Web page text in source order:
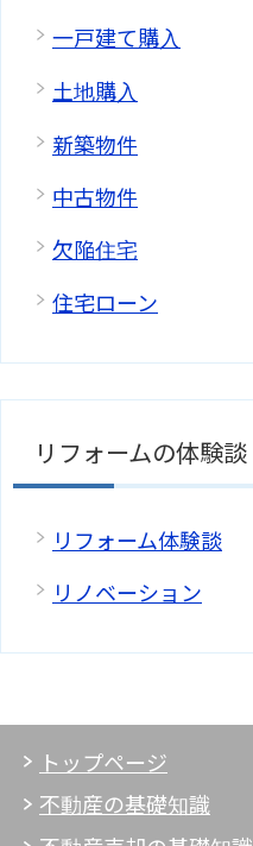
一戸建て購入
土地購入
新築物件
中古物件
欠陥住宅
住宅ローン
リフォームの体験談
リフォーム体験談
リノベーション
トップページ
不動産の基礎知識